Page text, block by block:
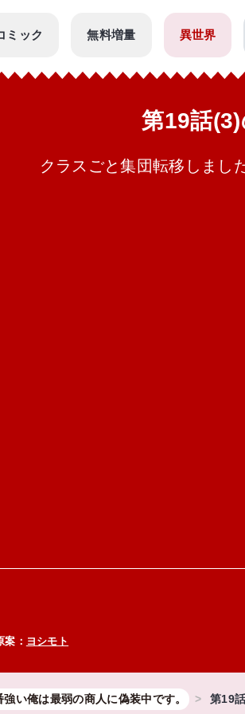
ミック 無料増量 異世界
第19話
クラスごと集団転移しまし
： ヨシモト
い俺は最弱の商人に偽装中です。 第19